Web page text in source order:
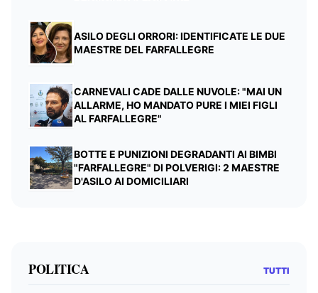
ASILO DEGLI ORRORI: IDENTIFICATE LE DUE
MAESTRE DEL FARFALLEGRE
CARNEVALI CADE DALLE NUVOLE: "MAI UN
ALLARME, HO MANDATO PURE I MIEI FIGLI
AL FARFALLEGRE"
BOTTE E PUNIZIONI DEGRADANTI AI BIMBI
"FARFALLEGRE" DI POLVERIGI: 2 MAESTRE
D'ASILO AI DOMICILIARI
POLITICA TUTTI